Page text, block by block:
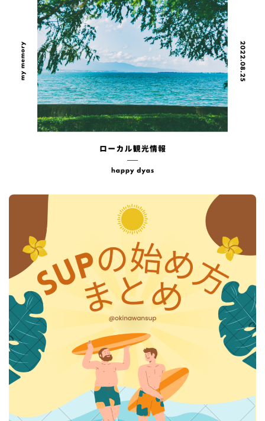
年間利用者1500人以上
ツアーの空き状況を見る